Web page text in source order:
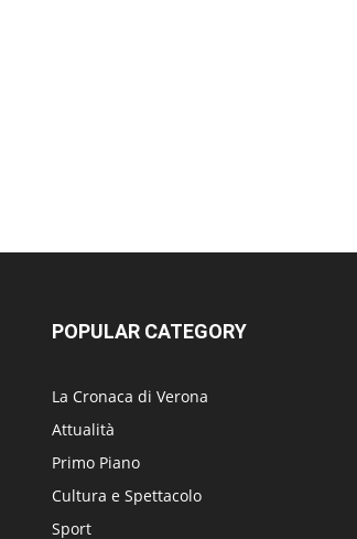
POPULAR CATEGORY
La Cronaca di Verona
Attualità
Primo Piano
Cultura e Spettacolo
Sport